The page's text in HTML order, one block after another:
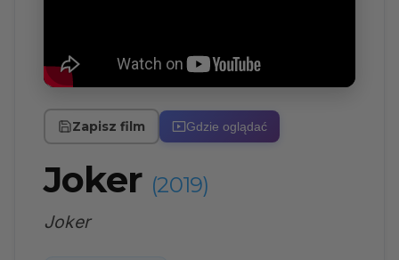
Zapisz film Gdzie oglądać
Joker (2019)
Joker